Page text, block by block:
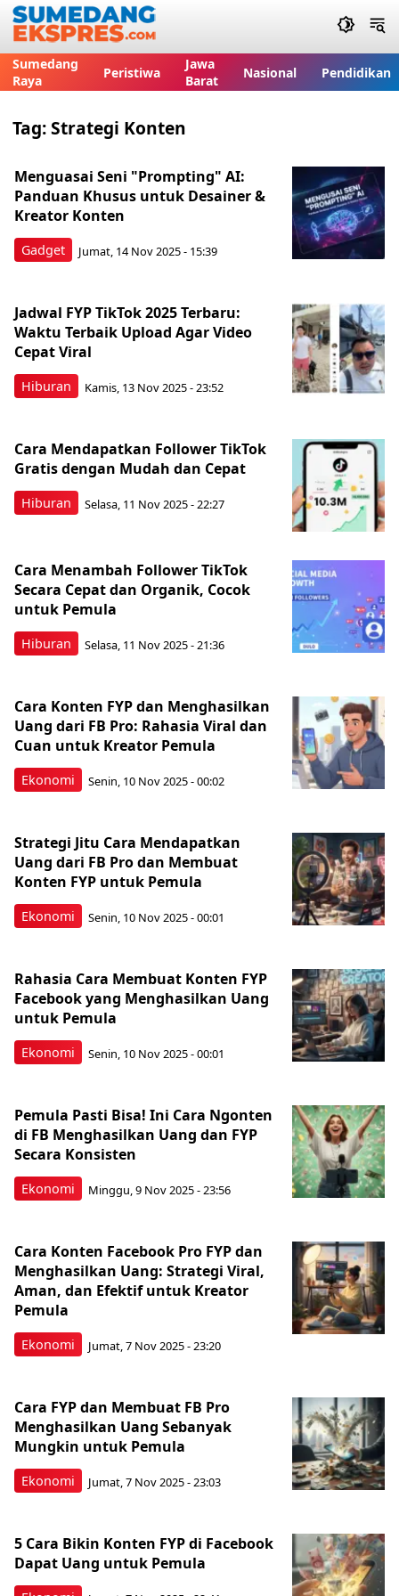
Sumedang
Raya
Peristiwa
Jawa
Barat
Nasional Pendidikan
Tag:Strategi Konten
Gadget
Menguasai Seni "Prompting" AI:
Panduan Khusus untuk Desainer &
Kreator Konten
Jumat, 14 Nov 2025 - 15:39
Hiburan
Jadwal FYP TikTok 2025 Terbaru:
Waktu Terbaik Upload Agar Video
Cepat Viral
Kamis, 13 Nov 2025 - 23:52
Hiburan
Cara Mendapatkan Follower TikTok
Gratis dengan Mudah dan Cepat
Selasa, 11 Nov 2025 - 22:27
Hiburan
Cara Menambah Follower TikTok
Secara Cepat dan Organik, Cocok
untuk Pemula
Selasa, 11 Nov 2025 - 21:36
Ekonomi
Cara Konten FYP dan Menghasilkan
Uang dari FB Pro: Rahasia Viral dan
Cuan untuk Kreator Pemula
Senin, 10 Nov 2025 - 00:02
Ekonomi
Strategi Jitu Cara Mendapatkan
Uang dari FB Pro dan Membuat
Konten FYP untuk Pemula
Senin, 10 Nov 2025 - 00:01
Ekonomi
Rahasia Cara Membuat Konten FYP
Facebook yang Menghasilkan Uang
untuk Pemula
Senin, 10 Nov 2025 - 00:01
Ekonomi
Pemula Pasti Bisa! Ini Cara Ngonten
di FB Menghasilkan Uang dan FYP
Secara Konsisten
Minggu, 9 Nov 2025 - 23:56
Ekonomi
Cara Konten Facebook Pro FYP dan
Menghasilkan Uang: Strategi Viral,
Aman, dan Efektif untuk Kreator
Pemula
Jumat, 7 Nov 2025 - 23:20
Ekonomi
Cara FYP dan Membuat FB Pro
Menghasilkan Uang Sebanyak
Mungkin untuk Pemula
Jumat, 7 Nov 2025 - 23:03
5 Cara Bikin Konten FYP di Facebook
Dapat Uang untuk Pemula